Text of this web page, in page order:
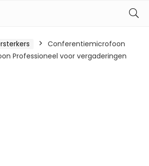
Conferentiemicrofoon
Professioneel voor vergaderingen